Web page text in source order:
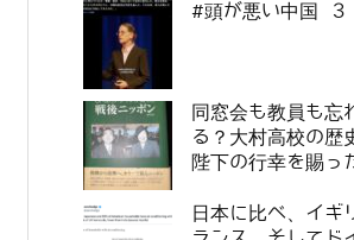
#頭が悪い中国 3
同窓会も教員も忘
る？大村高校の歴
陛下の行幸を賜っ
日本に比べ、イギ